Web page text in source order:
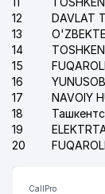
12
13
14
15
16
17
18
19
20
CallPro